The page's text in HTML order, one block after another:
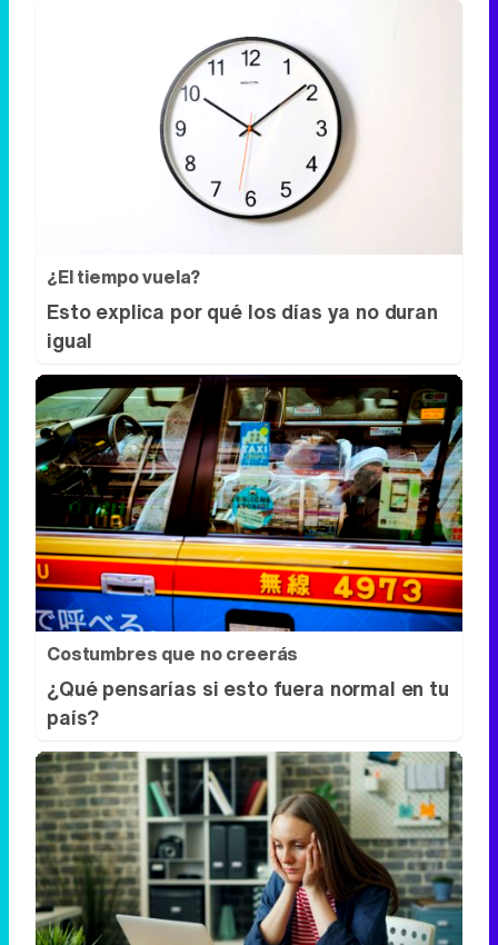
¿El tiempo vuela?
Esto explica por qué los días ya no duran
igual
Costumbres que no creerás
¿Qué pensarías si esto fuera normal en tu
país?